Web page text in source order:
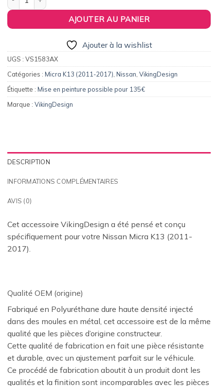
AJOUTER AU PANIER
Ajouter à la wishlist
UGS : VS1583AX
Catégories : Micra K13 (2011-2017) Nissan VikingDesign
Étiquette : Mise en peinture possible pour 135€
Marque : VikingDesign
DESCRIPTION
INFORMATIONS COMPLÉMENTAIRES
AVIS (0)
Cet accessoire VikingDesign a été pensé et conçu
spécifiquement pour votre Nissan Micra K13 (2011-
2017).
Qualité OEM (origine)
Fabriqué en Polyuréthane dure haute densité injecté
dans des moules en métal, cet accessoire est de la même
qualité que les pièces d’origine constructeur.
Cette qualité de fabrication en fait une pièce résistante
et durable, avec un ajustement parfait sur le véhicule.
Ce procédé de fabrication aboutit à un produit dont les
qualités et la finition sont incomparables avec les pièces